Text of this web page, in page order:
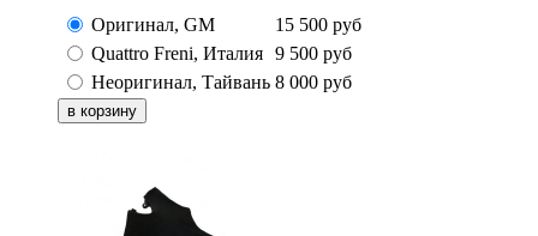
Оригинал, GM 15 500 руб
Quattro Freni, Италия 9 500 руб
Неоригинал, Тайвань 8 000 руб